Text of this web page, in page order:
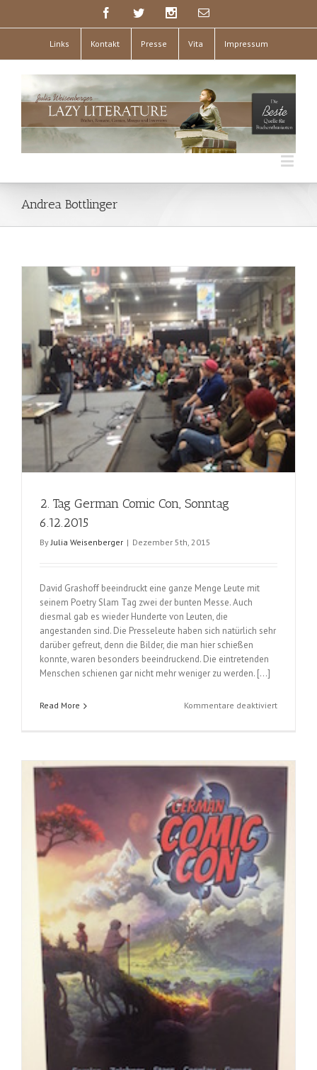
Links Kontakt Presse Vita Impressum
Andrea Bottlinger
2. Tag German Comic Con, Sonntag
6.12.2015
By Julia Weisenberger | Dezember 5th, 2015
David Grashoff beeindruckt eine ganze Menge Leute mit
seinem Poetry Slam Tag zwei der bunten Messe. Auch
diesmal gab es wieder Hunderte von Leuten, die
angestanden sind. Die Presseleute haben sich natürlich sehr
darüber gefreut, denn die Bilder, die man hier schießen
konnte, waren besonders beeindruckend. Die eintretenden
Menschen schienen gar nicht mehr weniger zu werden. […]
Read More Kommentare deaktiviertfür
Comic
6.12.2015